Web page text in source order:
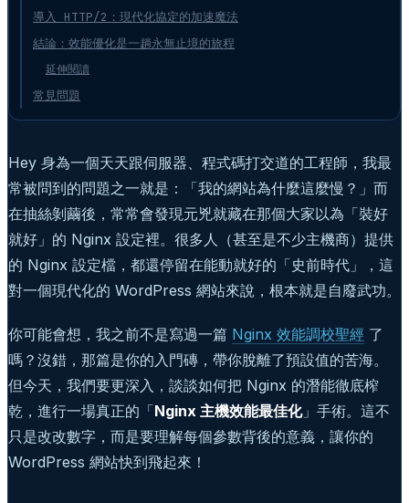
導入 HTTP/2：現代化協定的加速魔法
結論：效能優化是一趟永無止境的旅程
延伸閱讀
常見問題
Hey 身為一個天天跟伺服器、程式碼打交道的工程師，我最
常被問到的問題之一就是：「我的網站為什麼這麼慢？」而
在抽絲剝繭後，常常會發現元兇就藏在那個大家以為「裝好
就好」的 Nginx 設定裡。很多人（甚至是不少主機商）提供
的 Nginx 設定檔，都還停留在能動就好的「史前時代」，這
對一個現代化的 WordPress 網站來說，根本就是自廢武功。
你可能會想，我之前不是寫過一篇 Nginx 效能調校聖經 了
嗎？沒錯，那篇是你的入門磚，帶你脫離了預設值的苦海。
但今天，我們要更深入，談談如何把 Nginx 的潛能徹底榨
乾，進行一場真正的「Nginx 主機效能最佳化」手術。這不
只是改改數字，而是要理解每個參數背後的意義，讓你的
WordPress 網站快到飛起來！